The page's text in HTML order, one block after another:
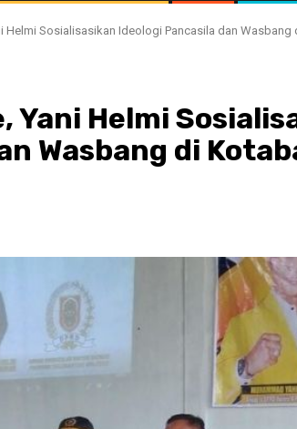
Helmi Sosialisasikan Ideologi Pancasila dan Wasbang
Yani Helmi
Wasbang di